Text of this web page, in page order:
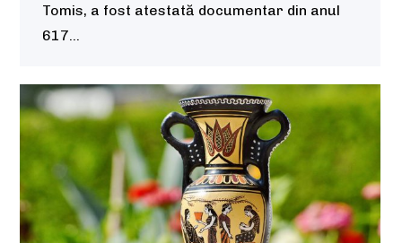
Tomis, a fost atestată documentar din anul
617…